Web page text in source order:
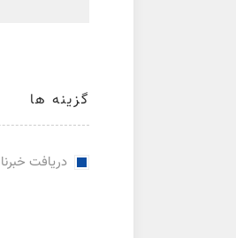
گزینه ها
دریافت